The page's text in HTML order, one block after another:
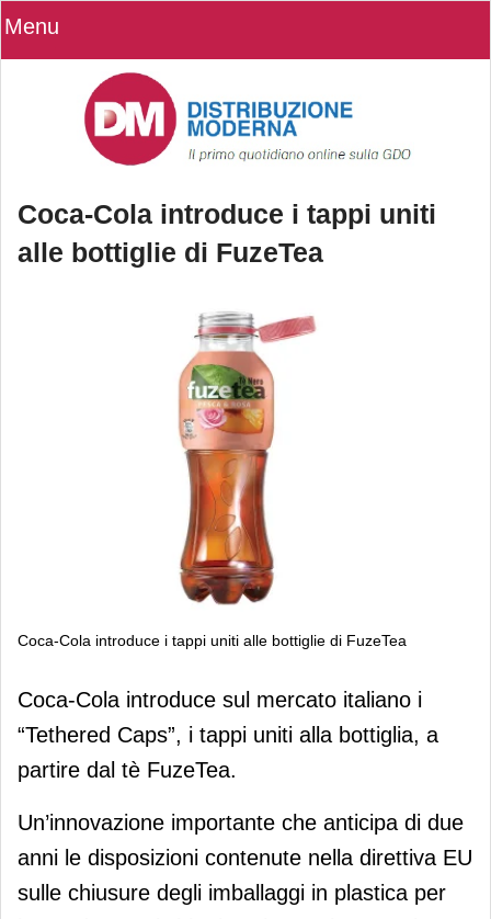
Menu
Coca-Cola introduce i tappi uniti
alle bottiglie di FuzeTea
Coca-Cola introduce i tappi uniti alle bottiglie di FuzeTea
Coca-Cola introduce i tappi uniti alle
bottiglie di FuzeTea
Coca-Cola introduce sul mercato italiano i
“Tethered Caps”, i tappi uniti alla bottiglia, a
partire dal tè FuzeTea.
Un’innovazione importante che anticipa di due
anni le disposizioni contenute nella direttiva EU
sulle chiusure degli imballaggi in plastica per